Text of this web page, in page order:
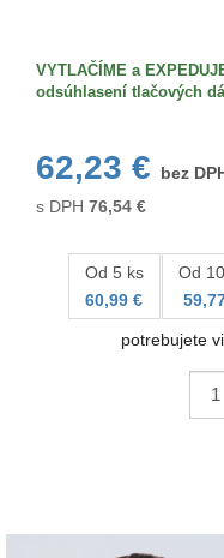
VYTLAČÍME a
odsúhlasení tlačových
62,23 €
bez
s DPH 76,54 €
Od 5 ks
60,99 €
Od
potrebujete